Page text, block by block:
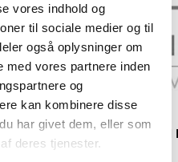
vores indhold og
til sociale medier og til
også oplysninger om
med vores partnere inden
og
kan kombinere disse
har givet dem, eller som
deres tjenester.
BSTK
Spisegaffel